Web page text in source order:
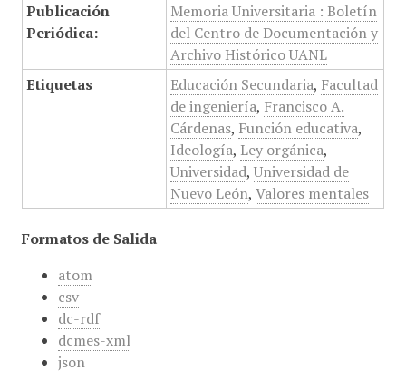
Publicación
Periódica:
Memoria Universitaria : Boletín
del Centro de Documentación y
Archivo Histórico UANL
Etiquetas
Educación Secundaria, Facultad
de ingeniería, Francisco A.
Cárdenas, Función educativa,
Ideología, Ley orgánica,
Universidad, Universidad de
Nuevo León, Valores mentales
Formatos de Salida
atom
csv
dc-rdf
dcmes-xml
json